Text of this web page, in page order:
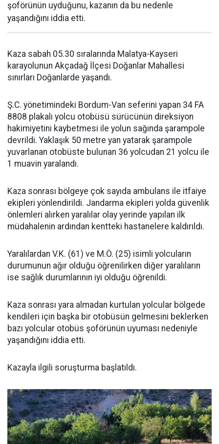
şoförünün uyduğunu, kazanın da bu nedenle
yaşandığını iddia etti.
Kaza sabah 05.30 sıralarında Malatya-Kayseri
karayolunun Akçadağ İlçesi Doğanlar Mahallesi
sınırları Doğanlarde yaşandı.
Ş.C. yönetimindeki Bordum-Van seferini yapan 34 FA
8808 plakalı yolcu otobüsü sürücünün direksiyon
hakimiyetini kaybetmesi ile yolun sağında şarampole
devrildi. Yaklaşık 50 metre yan yatarak şarampole
yuvarlanan otobüste bulunan 36 yolcudan 21 yolcu ile
1 muavin yaralandı.
Kaza sonrası bölgeye çok sayıda ambulans ile itfaiye
ekipleri yönlendirildi. Jandarma ekipleri yolda güvenlik
önlemleri alırken yaralılar olay yerinde yapılan ilk
müdahalenin ardından kentteki hastanelere kaldırıldı.
Yaralılardan V.K. (61) ve M.Ö. (25) isimli yolcuların
durumunun ağır olduğu öğrenilirken diğer yaralıların
ise sağlık durumlarının iyi olduğu öğrenildi.
Kaza sonrası yara almadan kurtulan yolcular bölgede
kendileri için başka bir otobüsün gelmesini beklerken
bazı yolcular otobüs şoförünün uyuması nedeniyle
yaşandığını iddia etti.
Kazayla ilgili soruşturma başlatıldı.